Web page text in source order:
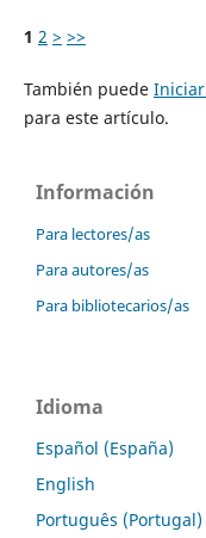
1 2 > >>
También puede
para este artículo.
Información
Para lectores/as
Para autores/as
Para bibliotecarios/as
Idioma
Español (España)
English
Português (Portugal)